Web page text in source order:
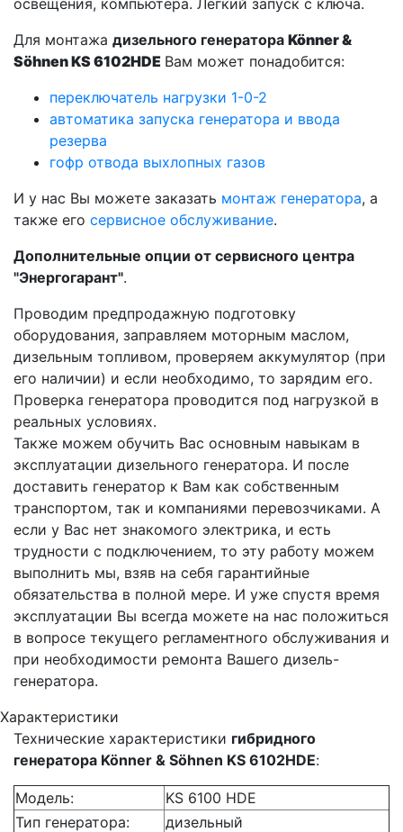
Для монтажа дизельного генератора Könner &
Söhnen KS 6102HDE Вам может понадобится:
переключатель нагрузки 1-0-2
автоматика запуска генератора и ввода
резерва
гофр отвода выхлопных газов
И у нас Вы можете заказать монтаж генератора, а
также его сервисное обслуживание.
Дополнительные опции от сервисного центра
"Энергогарант".
Проводим предпродажную подготовку
оборудования, заправляем моторным маслом,
дизельным топливом, проверяем аккумулятор (при
его наличии) и если необходимо, то зарядим его.
Проверка генератора проводится под нагрузкой в
реальных условиях.
Также можем обучить Вас основным навыкам в
эксплуатации дизельного генератора. И после
доставить генератор к Вам как собственным
транспортом, так и компаниями перевозчиками. А
если у Вас нет знакомого электрика, и есть
трудности с подключением, то эту работу можем
выполнить мы, взяв на себя гарантийные
обязательства в полной мере. И уже спустя время
эксплуатации Вы всегда можете на нас положиться
в вопросе текущего регламентного обслуживания и
при необходимости ремонта Вашего дизель-
генератора.
Характеристики
Технические характеристики гибридного
генератора Könner & Söhnen KS 6102HDE:
Модель:
KS 6100 HDE
Тип генератора:
дизельный